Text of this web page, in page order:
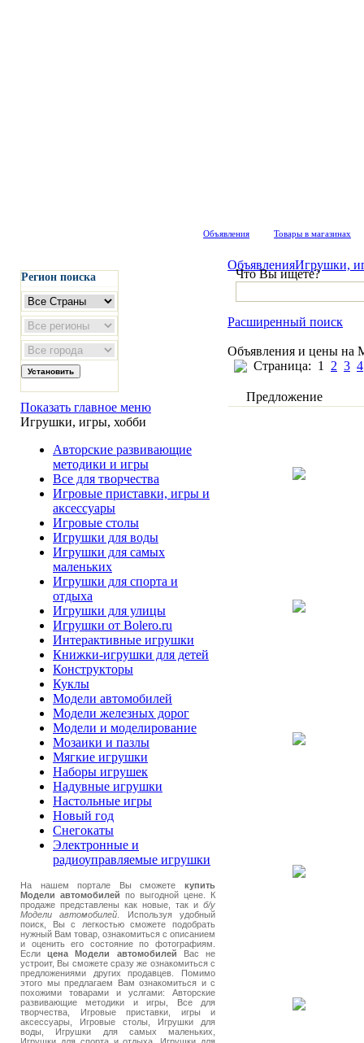
Объявления Товары в магазинах
Регион поиска
Показать главное меню
Игрушки, игры, хобби
Авторские развивающие
методики и игры
Все для творчества
Игровые приставки, игры и
аксессуары
Игровые столы
Игрушки для воды
Игрушки для самых
маленьких
Игрушки для спорта и
отдыха
Игрушки для улицы
Игрушки от Bolero.ru
Интерактивные игрушки
Книжки-игрушки для детей
Конструкторы
Куклы
Модели автомобилей
Модели железных дорог
Модели и моделирование
Мозаики и пазлы
Мягкие игрушки
Наборы игрушек
Надувные игрушки
Настольные игры
Новый год
Снегокаты
Электронные и
радиоуправляемые игрушки
На нашем портале Вы сможете купить
Модели автомобилей по выгодной цене. К
продаже представлены как новые, так и б/у
Модели автомобилей . Используя удобный
поиск, Вы с легкостью сможете подобрать
нужный Вам товар, ознакомиться с описанием
и оценить его состояние по фотографиям.
Еслицена Модели автомобилей Вас не
устроит, Вы сможете сразу же ознакомиться с
предложениями других продавцев. Помимо
этого мы предлагаем Вам ознакомиться и с
похожими товарами и услгами: Авторские
развивающие методики и игры, Все для
творчества, Игровые приставки, игры и
аксессуары, Игровые столы, Игрушки для
воды, Игрушки для самых маленьких,
ОбъявленияИгрушки,
Что Вы ищете?
Расширенный поиск
Объявления и цены на
Страница: 1 2 3 4
Предложение